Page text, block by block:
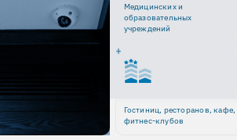
Медицинских и
образовательных
учреждений
Гостиниц, ресторанов, кафе,
фитнес-клубов